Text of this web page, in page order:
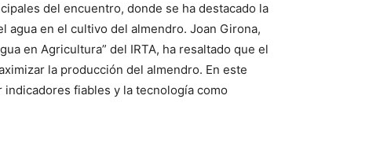
del encuentro, donde se ha destacado la
en el cultivo del almendro. Joan Girona,
en Agricultura” del IRTA, ha resaltado que el
la producción del almendro. En este
fiables y la tecnología como